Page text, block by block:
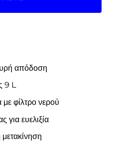
απόδοση
9 L
με φίλτρο νερού
για ευελιξία